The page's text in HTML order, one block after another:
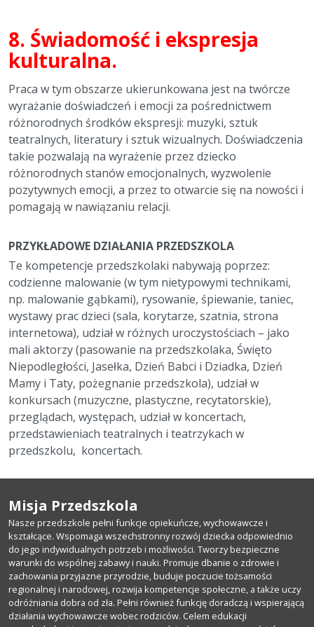
8. Świadomość i ekspresja
kulturalna.
Praca w tym obszarze ukierunkowana jest na twórcze
wyrażanie doświadczeń i emocji za pośrednictwem
różnorodnych środków ekspresji: muzyki, sztuk
teatralnych, literatury i sztuk wizualnych. Doświadczenia
takie pozwalają na wyrażenie przez dziecko
różnorodnych stanów emocjonalnych, wyzwolenie
pozytywnych emocji, a przez to otwarcie się na nowości i
pomagają w nawiązaniu relacji.
PRZYKŁADOWE DZIAŁANIA PRZEDSZKOLA
Te kompetencje przedszkolaki nabywają poprzez:
codzienne malowanie (w tym nietypowymi technikami,
np. malowanie gąbkami), rysowanie, śpiewanie, taniec,
wystawy prac dzieci (sala, korytarze, szatnia, strona
internetowa), udział w różnych uroczystościach – jako
mali aktorzy (pasowanie na przedszkolaka, Święto
Niepodległości, Jasełka, Dzień Babci i Dziadka, Dzień
Mamy i Taty, pożegnanie przedszkola), udział w
konkursach (muzyczne, plastyczne, recytatorskie),
przeglądach, występach, udział w koncertach,
przedstawieniach teatralnych i teatrzykach w
przedszkolu, koncertach.
Misja Przedszkola
Nasze przedszkole pełni funkcje opiekuńcze, wychowawcze i
kształcące. Wspomaga wszechstronny rozwój dziecka odpowiednio
do jego indywidualnych potrzeb i możliwości. Tworzy bezpieczne
warunki do wspólnej zabawy i nauki. Promuje dbanie o zdrowie i
zachowania przyjazne przyrodzie, buduje poczucie tożsamości
regionalnej i narodowej, rozwija kompetencje społeczne, a także uczy
odróżniania dobra od zła. Pełni również funkcję doradczą i wspierającą
działania wychowawcze wobec rodziców. Celem edukacji